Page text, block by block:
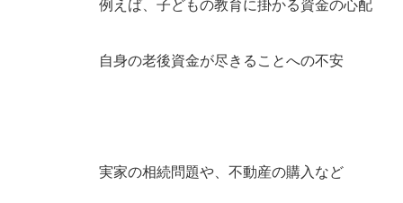
例えば、子どもの教育に掛かる資金の心配
自身の老後資金が尽きることへの不安
実家の相続問題や、不動産の購入など